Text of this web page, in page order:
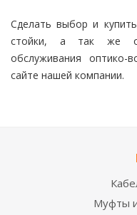
Сделать выбор и
стойки, а так же
обслуживания
сайте нашей компании.
Муфты